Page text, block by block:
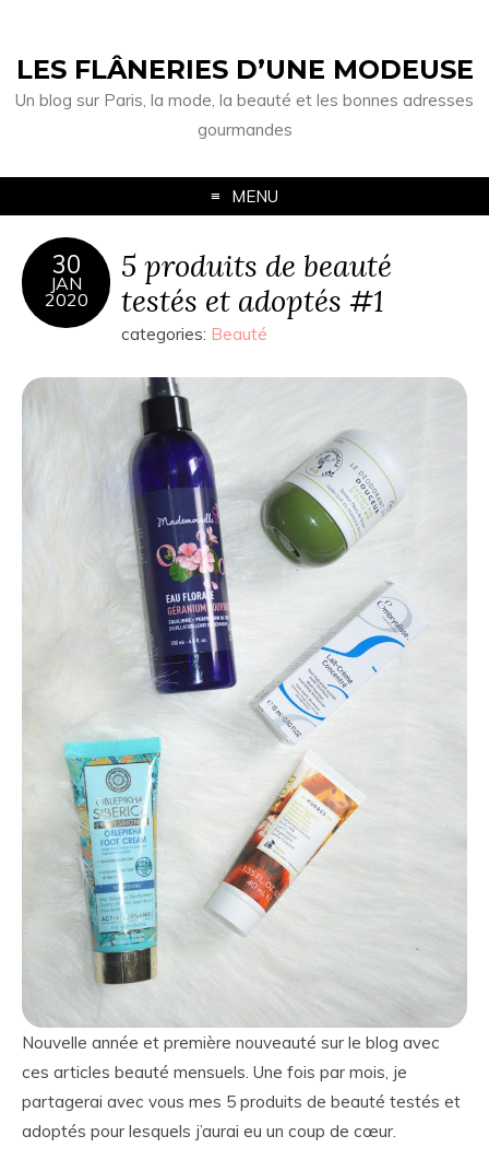
LES FLÂNERIES D’UNE MODEUSE
Un blog sur Paris, la mode, la beauté et les bonnes adresses
gourmandes
MENU
30
JAN
2020
5 produits de beauté
testés et adoptés #1
categories: Beauté
Nouvelle année et première nouveauté sur le blog avec
ces articles beauté mensuels. Une fois par mois, je
partagerai avec vous mes 5 produits de beauté testés et
adoptés pour lesquels j’aurai eu un coup de cœur.